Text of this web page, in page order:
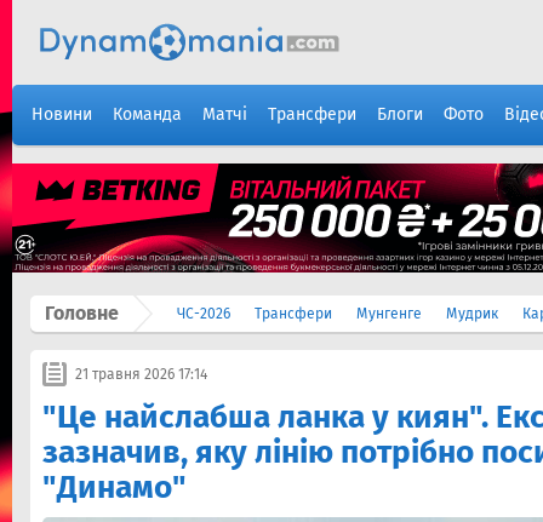
Новини Команда Матчі Трансфери Блоги Фото
Головне ЧС-2026 Трансфери Мунгенге Мудрик
21 травня 2026 17:14
"Це найслабша ланка у киян".
зазначив, яку лінію потрібно
"Динамо"